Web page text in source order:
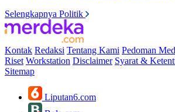
Selengkapnya Politik
Kontak Redaksi Tentang Kami Pedoman
Riset Workstation Disclaimer Syarat &
Sitemap
Liputan6.com